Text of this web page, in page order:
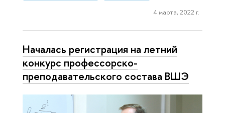
4 марта, 2022 г.
Началась регистрация на летний
конкурс профессорско-
преподавательского состава ВШЭ